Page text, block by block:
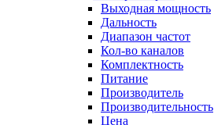
Выходная мощность
Дальность
Диапазон частот
Кол-во каналов
Комплектность
Питание
Производитель
Производительность
Цена